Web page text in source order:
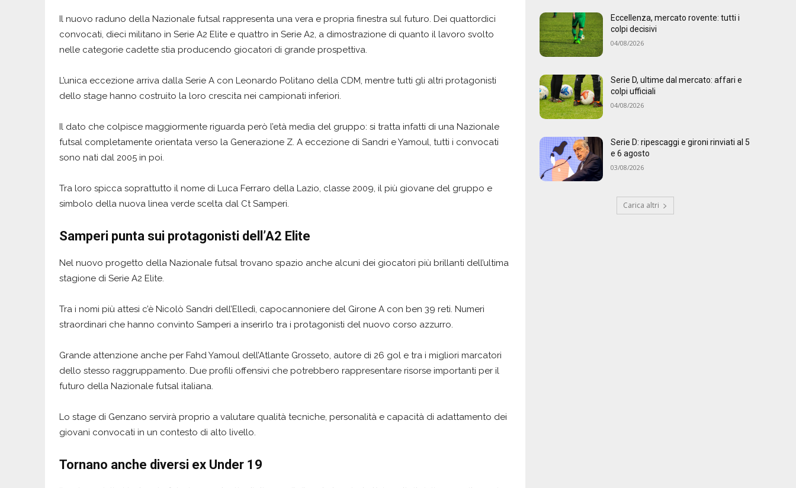
Il nuovo raduno della Nazionale futsal rappresenta una vera e propria finestra sul futuro. Dei quattordici
convocati, dieci militano in Serie A2 Elite e quattro in Serie A2, a dimostrazione di quanto il lavoro svolto
nelle categorie cadette stia producendo giocatori di grande prospettiva.
L’unica eccezione arriva dalla Serie A con Leonardo Politano della CDM, mentre tutti gli altri protagonisti
dello stage hanno costruito la loro crescita nei campionati inferiori.
Il dato che colpisce maggiormente riguarda però l’età media del gruppo: si tratta infatti di una Nazionale
futsal completamente orientata verso la Generazione Z. A eccezione di Sandri e Yamoul, tutti i convocati
sono nati dal 2005 in poi.
Tra loro spicca soprattutto il nome di Luca Ferraro della Lazio, classe 2009, il più giovane del gruppo e
simbolo della nuova linea verde scelta dal Ct Samperi.
Samperi punta sui protagonisti dell’A2 Elite
Nel nuovo progetto della Nazionale futsal trovano spazio anche alcuni dei giocatori più brillanti dell’ultima
stagione di Serie A2 Elite.
Tra i nomi più attesi c’è Nicolò Sandri dell’Elledì, capocannoniere del Girone A con ben 39 reti. Numeri
straordinari che hanno convinto Samperi a inserirlo tra i protagonisti del nuovo corso azzurro.
Grande attenzione anche per Fahd Yamoul dell’Atlante Grosseto, autore di 26 gol e tra i migliori marcatori
dello stesso raggruppamento. Due profili offensivi che potrebbero rappresentare risorse importanti per il
futuro della Nazionale futsal italiana.
Lo stage di Genzano servirà proprio a valutare qualità tecniche, personalità e capacità di adattamento dei
giovani convocati in un contesto di alto livello.
Tornano anche diversi ex Under 19
Eccellenza, mercato rovente: tutti i
colpi decisivi
04/08/2026
Serie D, ultime dal mercato: affari e
colpi ufficiali
04/08/2026
Serie D: ripescaggi e gironi rinviati al 5
e 6 agosto
03/08/2026
Carica altri